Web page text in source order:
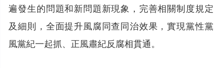
遍發生的問題和新問題新現象，完善相關制度規定
及細則，全面提升風腐同查同治效果，實現黨性黨
風黨紀一起抓、正風肅紀反腐相貫通。